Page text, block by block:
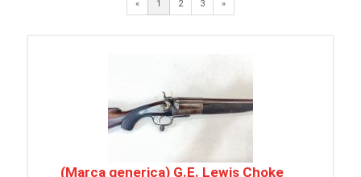
« 1 2 3 »Next
(Marca generica) G.E. Lewis Choke